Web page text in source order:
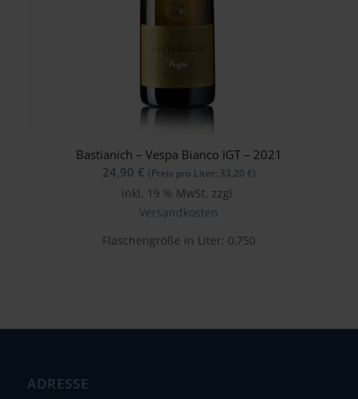
Bastianich – Vespa Bianco IGT – 2021
24,90 € (Preis pro Liter: 33,20 €)
inkl. 19 % MwSt. zzgl.
Versandkosten
Flaschengröße in Liter: 0,750
ADRESSE